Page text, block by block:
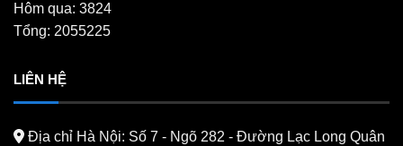
Hôm qua: 3824
Tổng: 2055225
LIÊN HỆ
Địa chỉ Hà Nội: Số 7 - Ngõ 282 - Đường Lạc Long Quân